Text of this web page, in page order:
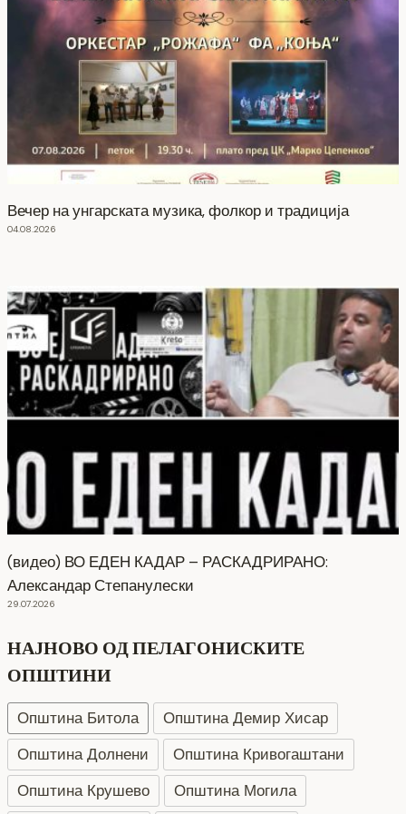
Вечер на унгарската музика, фолкор и традиција
04.08.2026
(видео) ВО ЕДЕН КАДАР – РАСКАДРИРАНО:
Александар Степанулески
29.07.2026
НАЈНОВО ОД ПЕЛАГОНИСКИТЕ
ОПШТИНИ
Општина Битола
Општина Демир Хисар
Општина Долнени
Општина Кривогаштани
Општина Крушево
Општина Могила